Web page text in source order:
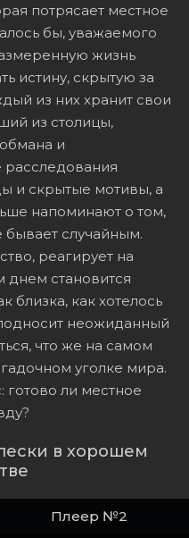
потрясает местное
бы, уважаемого
жизнь
истину, скрытую за
из них хранит свои
из столицы,
и
расследования
и скрытые мотивы, а
напоминают о том,
бывает случайным.
реагирует на
становится
близка, как хотелось
неожиданный
что же на самом
уголке мира.
ли местное
в хорошем
Плеер №2